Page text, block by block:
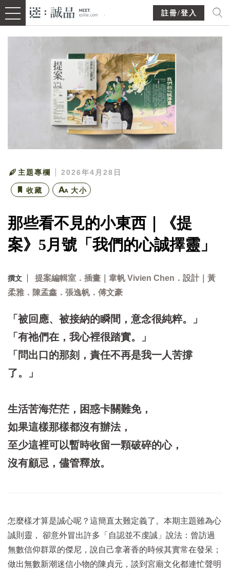
註冊/登入
主題專欄 2026年4月28日
收藏 大小
那些看不見的小東西｜《提
案》5月號「我們的心誠擇靈」
撰文
提案編輯室．插畫｜韋帆 Vivien Chen．設計｜黃
柔雅．陳孟鑫．張逸帆．傅文豪
「被回應、被接納的瞬間，意念很純粹。」
「有祂們在，我心裡很踏實。」
「問出口的那刻，責任不再是我一人苦撐
了。」
生活苦海茫茫，困惑卡關難免，
如果這樣那樣都沒有辦法，
至少這裡可以暫時收留一顆破碎的心，
沒有顧忌，儘管釋放。
怎麼樣才算是誠心呢？這簡直太難定義了。本期主題雖為心
誠則靈， 卻意外冒出許多「自認並不虔誠」說法：曾訪過
無數信仰群眾的傑尼，說自己拿著香的時候其實常在發呆；
做出無數新潮迷信小物的陳貞元，談到宮廟文化都連忙聲明